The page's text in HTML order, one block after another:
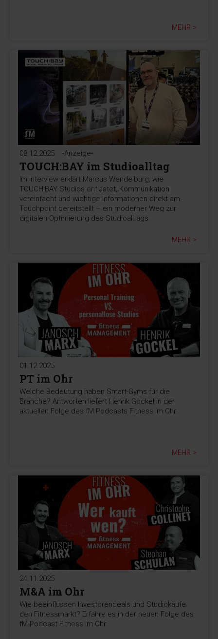
MEHR >
08.12.2025 -Anzeige-
TOUCH:BAY im Studioalltag
Im Interview erklärt Marcus Wendelburg, wie
TOUCH:BAY Studios entlastet, Kommunikation
vereinfacht und wichtige Informationen direkt am
Touchpoint bereitstellt – ein moderner Weg zur
digitalen Optimierung des Studioalltags.
MEHR >
01.12.2025
PT im Ohr
Welche Bedeutung haben Smart-Gyms für die
Branche? Antworten liefert Henrik Gockel in der
aktuellen Folge des fM Podcasts Fitness im Ohr.
MEHR >
24.11.2025
M&A im Ohr
Wie beeinflussen Investorendeals und Studiokäufe
den Fitnessmarkt? Erfahre es in der neuen Folge des
fM-Podcast Fitness im Ohr.